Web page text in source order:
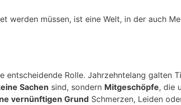
werden müssen, ist eine Welt, in der auch
entscheidende Rolle. Jahrzehntelang galten
Sachen sind, sondern Mitgeschöpfe, die
vernünftigen Grund Schmerzen, Leiden